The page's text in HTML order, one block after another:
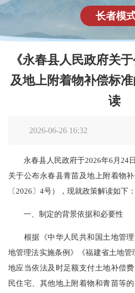
长者模
《永春县人民政府关
及地上附着物补偿标
读
2026-06-26 16:32
永春县人民政府于2026年6月24
关于公布永春县青苗及地上附着物
〔2026〕4号），现就政策解读如下：
一、制定的背景依据和必要性
根据《中华人民共和国土地管理
地管理法实施条例》《福建省土地管
地应当依法及时足额支付土地补偿
民住宅、其他地上附着物和青苗等